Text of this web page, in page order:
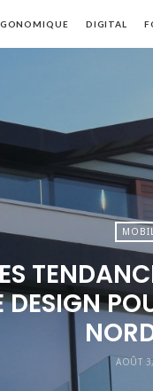
DIGITAL
DESIGN
AOÛT